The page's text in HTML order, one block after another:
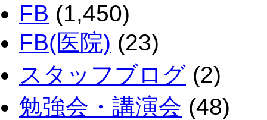
FB (1,450)
FB(医院) (23)
スタッフブログ (2)
勉強会・講演会 (48)